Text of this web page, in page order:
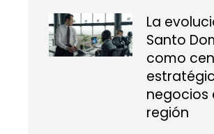
La
Santo
como
negocios
región